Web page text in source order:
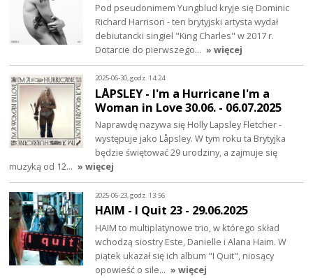
Pod pseudonimem Yungblud kryje się Dominic
Richard Harrison - ten brytyjski artysta wydał
debiutancki singiel "King Charles" w 2017 r.
Dotarcie do pierwszego… » więcej
2025-06-30, godz. 14:24
LÅPSLEY - I'm a Hurricane I'm a
Woman in Love 30.06. - 06.07.2025
Naprawdę nazywa się Holly Lapsley Fletcher -
występuje jako Låpsley. W tym roku ta Brytyjka
będzie świętować 29 urodziny, a zajmuje się
muzyką od 12… » więcej
2025-06-23, godz. 13:56
HAIM - I Quit 23 - 29.06.2025
HAIM to multiplatynowe trio, w którego skład
wchodzą siostry Este, Danielle i Alana Haim. W
piątek ukazał się ich album "I Quit", niosący
opowieść o sile… » więcej